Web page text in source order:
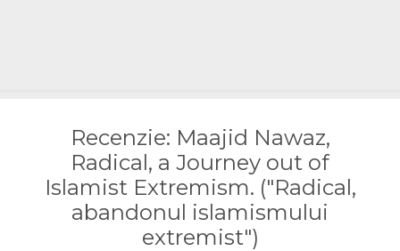
Recenzie: Maajid Nawaz,
Radical, a Journey out of
Islamist Extremism. ("Radical,
abandonul islamismului
extremist")